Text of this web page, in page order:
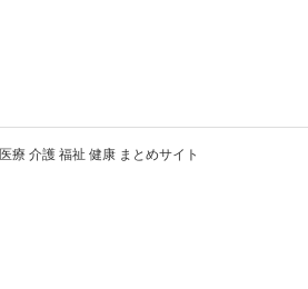
医療 介護 福祉 健康 まとめサイト